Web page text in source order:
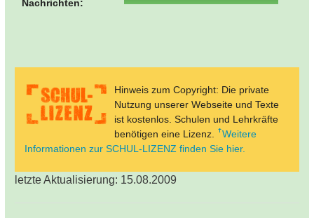
Nachrichten:
Hinweis zum Copyright: Die private
Nutzung unserer Webseite und Texte
ist kostenlos. Schulen und Lehrkräfte
benötigen eine Lizenz.
Weitere
Informationen zur SCHUL-LIZENZ finden Sie hier.
letzte Aktualisierung: 15.08.2009